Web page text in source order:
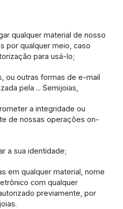
qualquer material de nosso
por qualquer meio, caso
para usá-lo;
ou outras formas de e-mail
pela ... Semijoias,
a integridade ou
de nossas operações on-
a sua identidade;
em qualquer material, nome
com qualquer
previamente, por